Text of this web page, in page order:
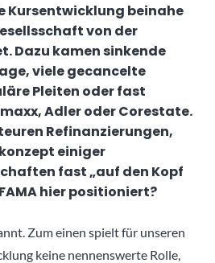
Kursentwicklung beinahe
von der
Dazu kamen sinkende
viele gecancelte
Pleiten oder fast
Adler oder Corestate.
Refinanzierungen,
einiger
fast „auf den Kopf
hier positioniert?
Zum einen spielt für unseren
keine nennenswerte Rolle,